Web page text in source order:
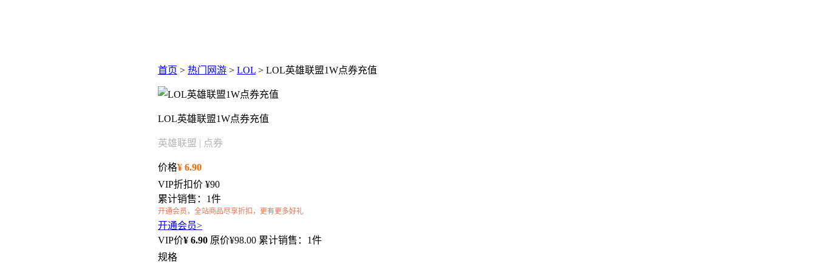
首页 > 热门网游 > LOL > LOL英雄联盟1W点券充值
LOL英雄联盟1W点券充值
英雄联盟 | 点券
价格¥ 6.90
VIP折扣价 ¥90
累计销售：1件
开通会员，全站商品尽享折扣，更有更多好礼
开通会员>
VIP价¥ 6.90 原价¥98.00 累计销售：1件
规格